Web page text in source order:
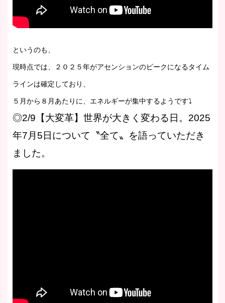
というのも、
現時点では、２０２５年がアセンションのピークになるタイム
ラインは確定しており、
５月から８月あたりに、エネルギーが集中するようです⤵
◎2/9【大変革】世界が大きく変わる日。2025
年7月5日について〝全て〟を語っていただき
ました。